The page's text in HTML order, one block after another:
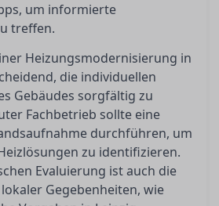
um informierte
treffen.
Heizungsmodernisierung in
die individuellen
Gebäudes sorgfältig zu
Fachbetrieb sollte eine
durchführen, um
zu identifizieren.
Evaluierung ist auch die
Gegebenheiten, wie